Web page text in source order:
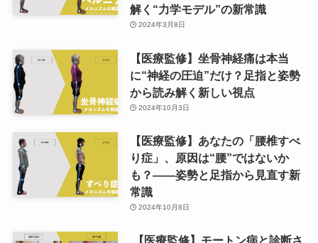
解く“力学モデル”の新常識
2024年3月8日
【医療監修】坐骨神経痛は本当
に“神経の圧迫”だけ？足指と姿勢
から読み解く新しい視点
2024年10月3日
【医療監修】あなたの「腰椎すべ
り症」、原因は“腰”ではないか
も？——姿勢と足指から見直す新
常識
2024年10月8日
【医療監修】モートン病と診断さ